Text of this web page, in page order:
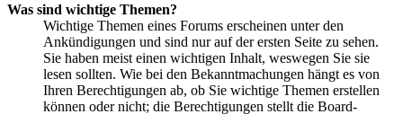
Was sind wichtige Themen?
Wichtige Themen eines Forums erscheinen unter den
Ankündigungen und sind nur auf der ersten Seite zu sehen.
Sie haben meist einen wichtigen Inhalt, weswegen Sie sie
lesen sollten. Wie bei den Bekanntmachungen hängt es von
Ihren Berechtigungen ab, ob Sie wichtige Themen erstellen
können oder nicht; die Berechtigungen stellt die Board-